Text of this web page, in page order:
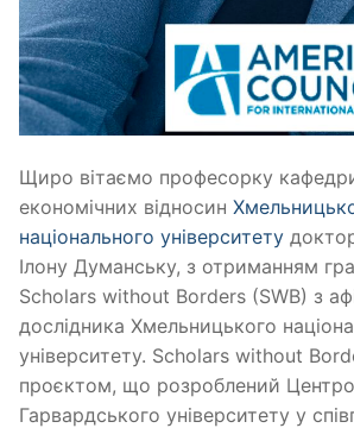
Щиро вітаємо професорку
економічних відносин
національного університету
Ілону Думанську, з отриманням
Scholars without Borders (SWB) з
дослідника Хмельницького
університету. Scholars without
проєктом, що розроблений
Гарвардського університету у